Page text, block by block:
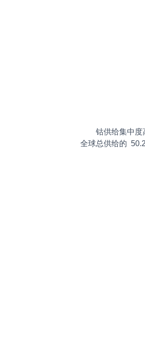
钴供给集中度高
全球总供给的